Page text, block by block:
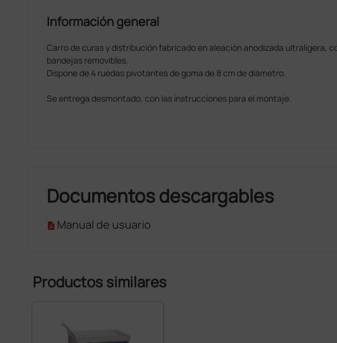
Información general
Carro de curas y distribución fabricado en aleación anodizada ultraligera,
bandejas removibles.
Dispone de 4 ruedas pivotantes de goma de 8 cm de diámetro.
Se entrega desmontado, con las instrucciones para el montaje.
Documentos descargables
Manual de usuario
Productos similares